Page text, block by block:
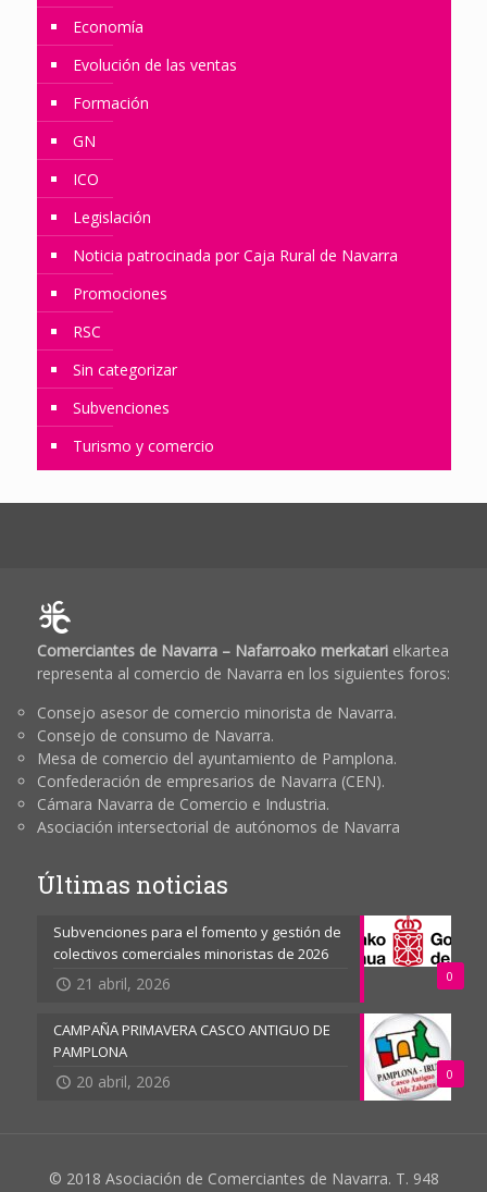
Economía
Evolución de las ventas
Formación
GN
ICO
Legislación
Noticia patrocinada por Caja Rural de Navarra
Promociones
RSC
Sin categorizar
Subvenciones
Turismo y comercio
Comerciantes de Navarra – Nafarroako merkatarielkartea
representa al comercio de Navarra en los siguientes foros:
Consejo asesor de comercio minorista de Navarra.
Consejo de consumo de Navarra.
Mesa de comercio del ayuntamiento de Pamplona.
Confederación de empresarios de Navarra (CEN).
Cámara Navarra de Comercio e Industria.
Asociación intersectorial de autónomos de Navarra
Últimas noticias
0
Subvenciones para el fomento y gestión de
colectivos comerciales minoristas de 2026
21 abril, 2026
0
CAMPAÑA PRIMAVERA CASCO ANTIGUO DE
PAMPLONA
20 abril, 2026
© 2018 Asociación de Comerciantes de Navarra. T. 948